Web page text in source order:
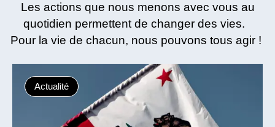
Les actions que nous menons avec vous au
quotidien permettent de changer des vies.
Pour la vie de chacun, nous pouvons tous agir !
Actualité